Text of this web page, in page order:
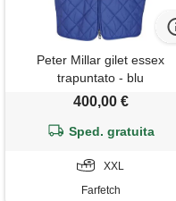
Peter Millar gilet essex
trapuntato - blu
400,00 €
Sped. gratuita
XXL
Farfetch